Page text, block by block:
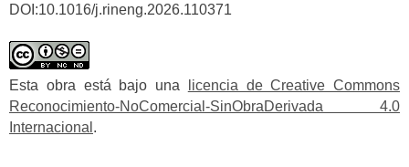
DOI:10.1016/j.rineng.2026.110371
Esta obra está bajo una
licencia de Creative Commons
Reconocimiento-NoComercial-SinObraDerivada 4.0
Internacional .